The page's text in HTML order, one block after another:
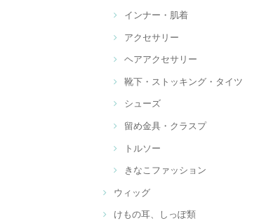
インナー・肌着
アクセサリー
ヘアアクセサリー
靴下・ストッキング・タイツ
シューズ
留め金具・クラスプ
トルソー
きなこファッション
ウィッグ
けもの耳、しっぽ類